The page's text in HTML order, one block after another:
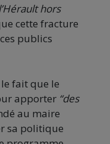
hors
cette fracture
publics
fait que le
apporter “des
au maire
sa politique